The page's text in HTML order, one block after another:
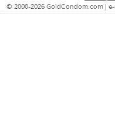
© 2000-2026 GoldCondom.com |